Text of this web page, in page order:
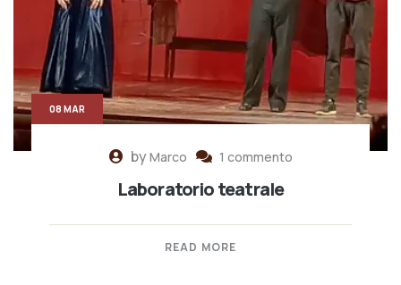
byMarco 1 commento
Laboratorio teatrale
READ MORE
08 MAR